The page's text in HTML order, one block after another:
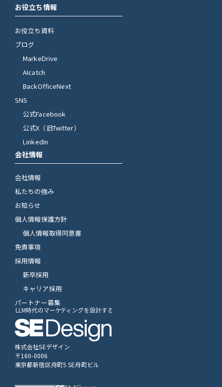
株式会社SEデザイン
〒160-0006
東京都新宿区舟町5 SE舟町ビル
お役立ち情報
お役立ち資料
ブログ
MarkeDrive
AIcatch
BackOfficeNext
SNS
公式Facebook
公式X（旧Twitter）
LinkedIn
会社情報
会社情報
私たちの強み
お知らせ
個人情報保護方針
個人情報取得同意書
免責事項
採用情報
新卒採用
キャリア採用
パートナー募集